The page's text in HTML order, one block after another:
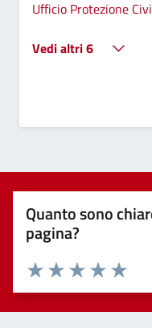
Ufficio Protezione
Vedi altri 6
Quanto sono
pagina?
Valuta
Valuta 4
Valuta 3 stelle
Valuta 2 stelle su 5
Valuta 1 stelle su 5